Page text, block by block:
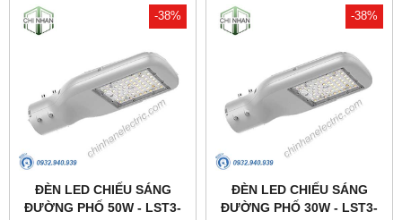
-38%
ĐÈN LED CHIẾU SÁNG
ĐƯỜNG PHỐ 50W - LST3-
-38%
ĐÈN LED CHIẾU SÁNG
ĐƯỜNG PHỐ 30W - LST3-